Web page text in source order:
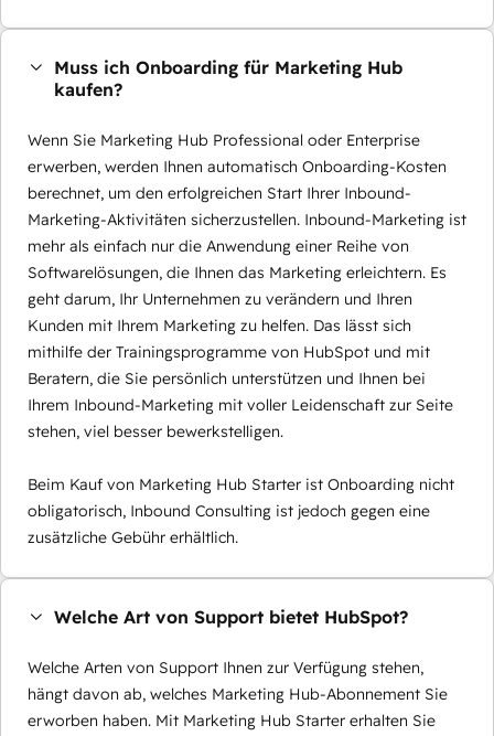
Muss ich Onboarding für Marketing Hub
kaufen?
Wenn Sie Marketing Hub Professional oder Enterprise
erwerben, werden Ihnen automatisch Onboarding-Kosten
berechnet, um den erfolgreichen Start Ihrer Inbound-
Marketing-Aktivitäten sicherzustellen. Inbound-Marketing ist
mehr als einfach nur die Anwendung einer Reihe von
Softwarelösungen, die Ihnen das Marketing erleichtern. Es
geht darum, Ihr Unternehmen zu verändern und Ihren
Kunden mit Ihrem Marketing zu helfen. Das lässt sich
mithilfe der Trainingsprogramme von HubSpot und mit
Beratern, die Sie persönlich unterstützen und Ihnen bei
Ihrem Inbound-Marketing mit voller Leidenschaft zur Seite
stehen, viel besser bewerkstelligen.
Beim Kauf von Marketing Hub Starter ist Onboarding nicht
obligatorisch, Inbound Consulting ist jedoch gegen eine
zusätzliche Gebühr erhältlich.
Welche Art von Support bietet HubSpot?
Welche Arten von Support Ihnen zur Verfügung stehen,
hängt davon ab, welches Marketing Hub-Abonnement Sie
erworben haben. Mit Marketing Hub Starter erhalten Sie